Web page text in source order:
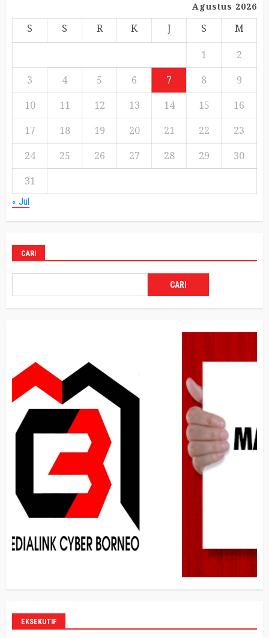
Agustus 2026
S S R K J S
M
1
2
3
4 5 6 7 8
9
10
11 12 13 14 15
16
17
18 19 20 21 22
23
24
25 26 27 28 29
30
31
« Jul
CARI
CARI
EKSEKUTIF